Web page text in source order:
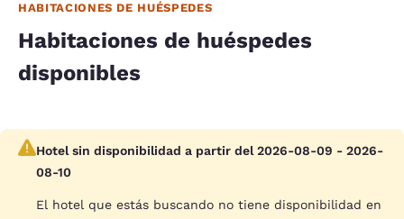
HABITACIONES DE HUÉSPEDES
Habitaciones de huéspedes
disponibles
Hotel sin disponibilidad a partir del 2026-08-09 - 2026-
08-10
El hotel que estás buscando no tiene disponibilidad en